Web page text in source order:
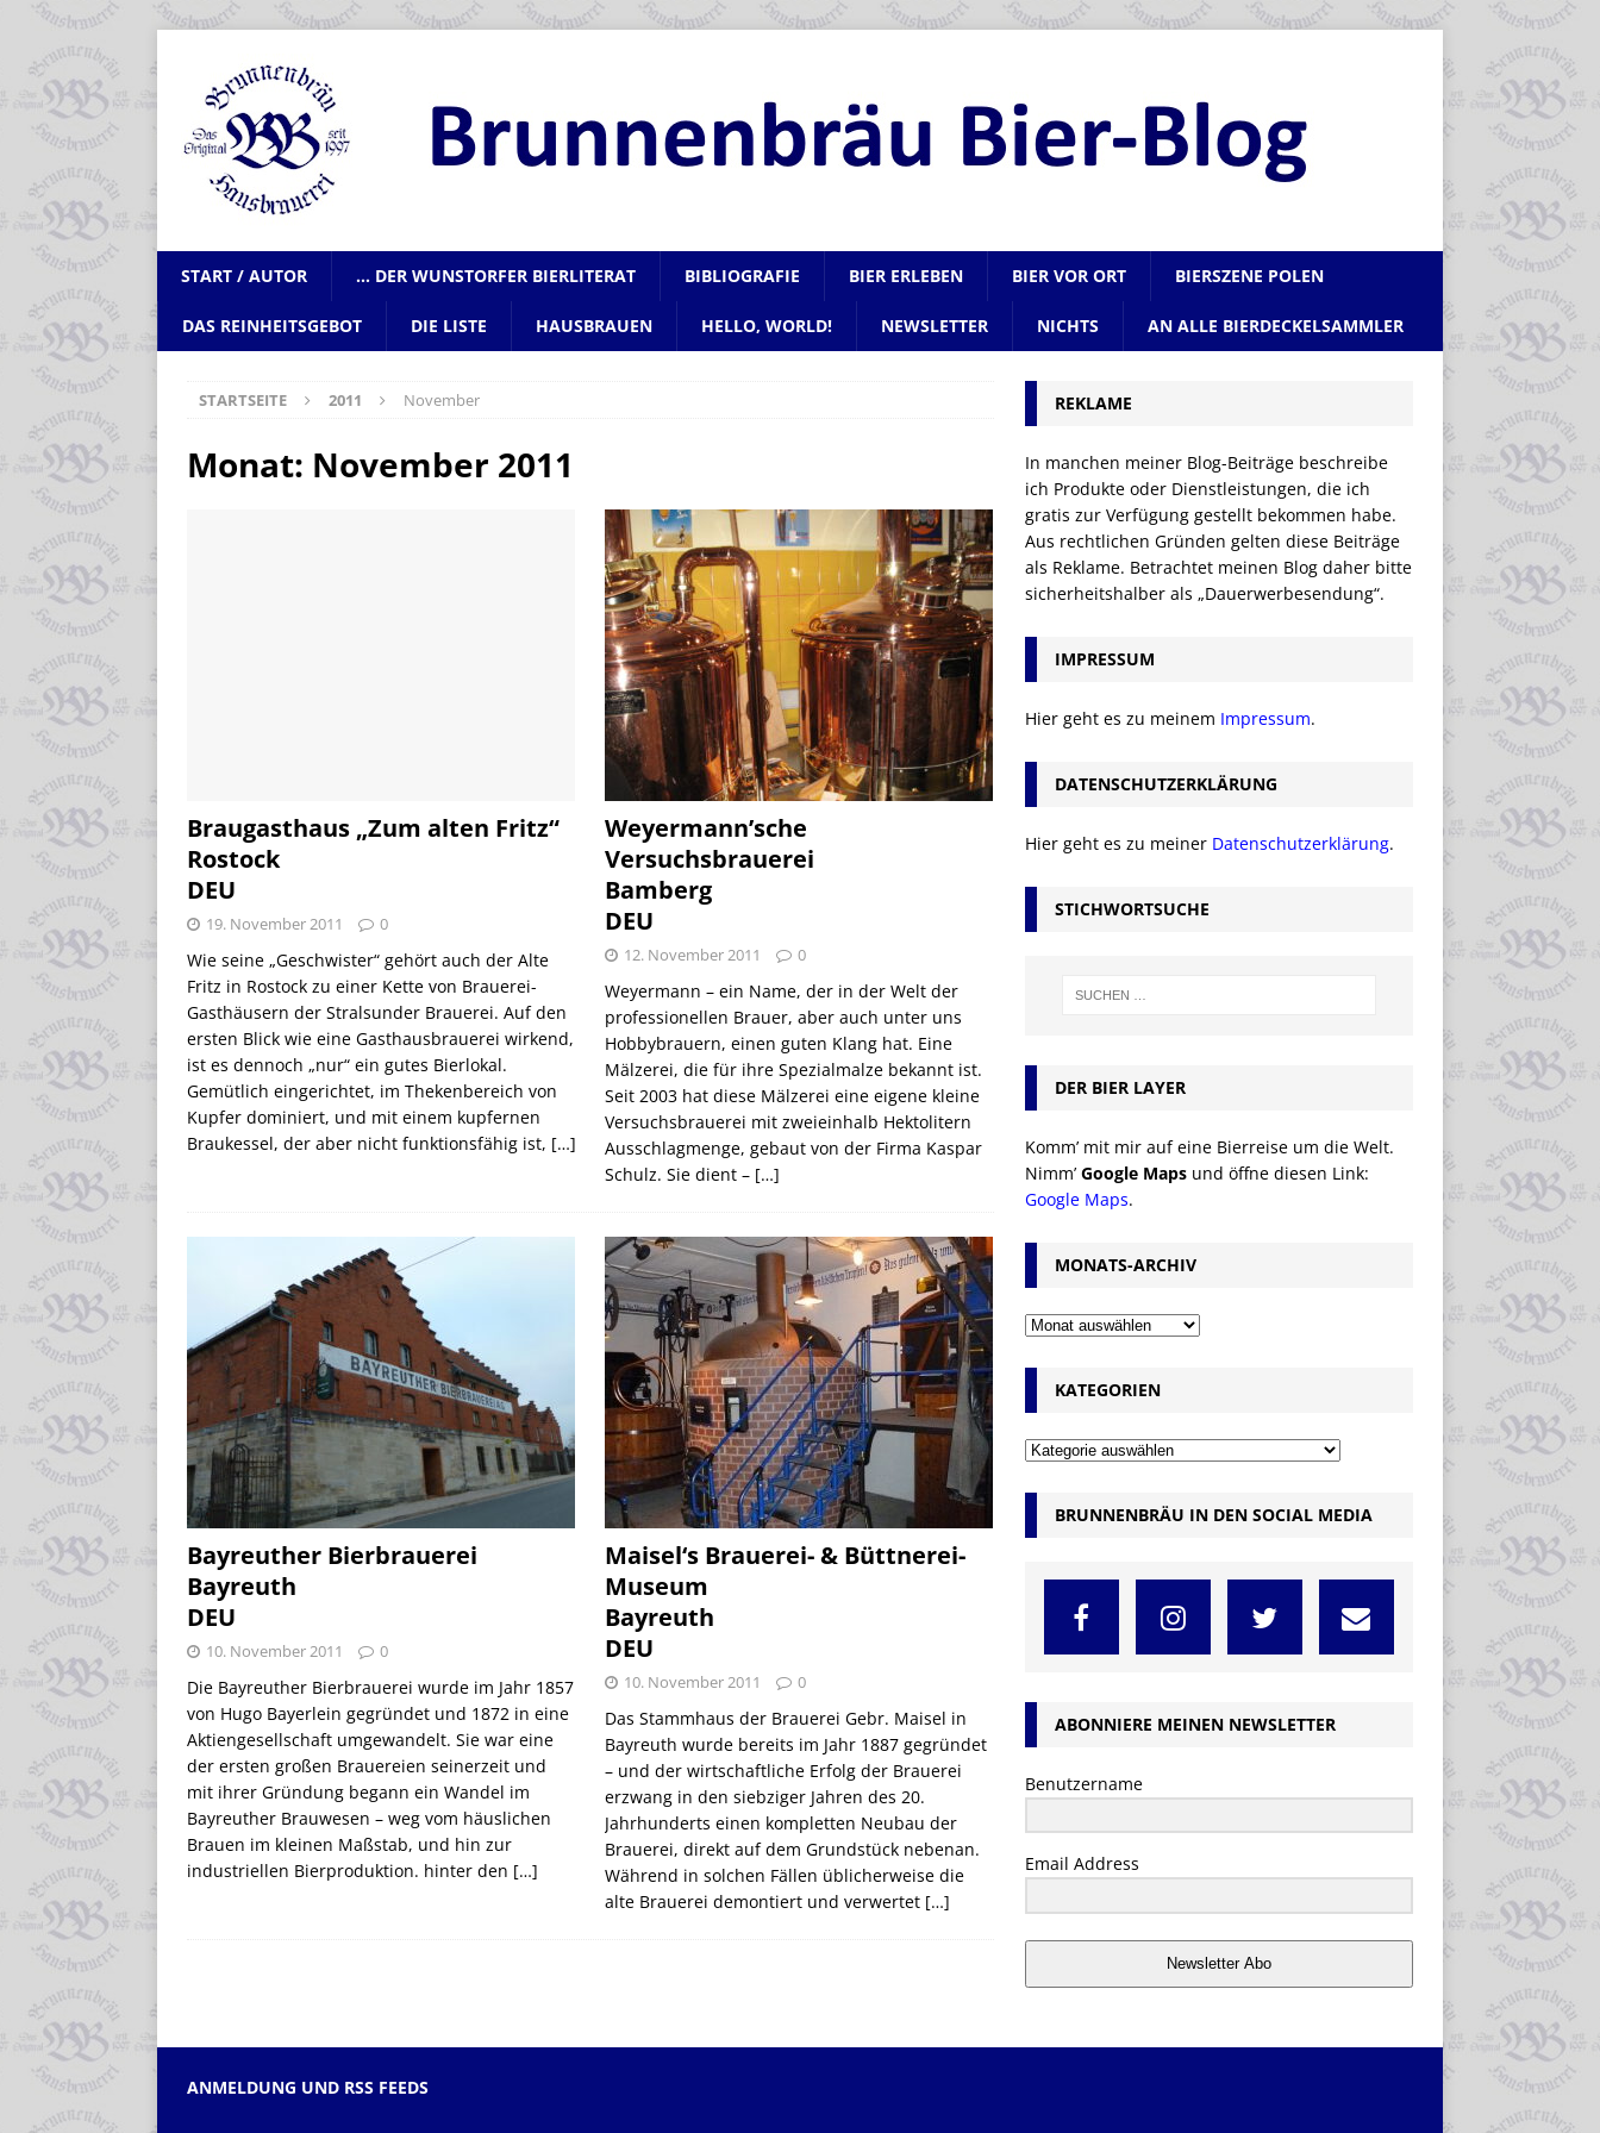
START / AUTOR … DER WUNSTORFER BIERLITERAT BIBLIOGRAFIE BIER ERLEBEN BIER VOR ORT BIERSZENE POLEN
DAS REINHEITSGEBOT DIE LISTE HAUSBRAUEN HELLO, WORLD! NEWSLETTER NICHTS AN ALLE BIERDECKELSAMMLER
STARTSEITE 2011 November
Monat: November 2011
Braugasthaus „Zum alten Fritz“
Rostock
DEU
19. November 2011 0
Wie seine „Geschwister“ gehört auch der Alte
Fritz in Rostock zu einer Kette von Brauerei-
Gasthäusern der Stralsunder Brauerei. Auf den
ersten Blick wie eine Gasthausbrauerei wirkend,
ist es dennoch „nur“ ein gutes Bierlokal.
Gemütlich eingerichtet, im Thekenbereich von
Kupfer dominiert, und mit einem kupfernen
Braukessel, der aber nicht funktionsfähig ist, […]
Weyermann’sche
Versuchsbrauerei
Bamberg
DEU
12. November 2011 0
Weyermann – ein Name, der in der Welt der
professionellen Brauer, aber auch unter uns
Hobbybrauern, einen guten Klang hat. Eine
Mälzerei, die für ihre Spezialmalze bekannt ist.
Seit 2003 hat diese Mälzerei eine eigene kleine
Versuchsbrauerei mit zweieinhalb Hektolitern
Ausschlagmenge, gebaut von der Firma Kaspar
Schulz. Sie dient – […]
Bayreuther Bierbrauerei
Bayreuth
DEU
10. November 2011 0
Die Bayreuther Bierbrauerei wurde im Jahr 1857
von Hugo Bayerlein gegründet und 1872 in eine
Aktiengesellschaft umgewandelt. Sie war eine
der ersten großen Brauereien seinerzeit und
mit ihrer Gründung begann ein Wandel im
Bayreuther Brauwesen – weg vom häuslichen
Brauen im kleinen Maßstab, und hin zur
industriellen Bierproduktion. hinter den […]
Maisel‘s Brauerei- & Büttnerei-
Museum
Bayreuth
DEU
10. November 2011 0
Das Stammhaus der Brauerei Gebr. Maisel in
Bayreuth wurde bereits im Jahr 1887 gegründet
– und der wirtschaftliche Erfolg der Brauerei
erzwang in den siebziger Jahren des 20.
Jahrhunderts einen kompletten Neubau der
Brauerei, direkt auf dem Grundstück nebenan.
Während in solchen Fällen üblicherweise die
alte Brauerei demontiert und verwertet […]
REKLAME
In manchen meiner Blog-Beiträge beschreibe
ich Produkte oder Dienstleistungen, die ich
gratis zur Verfügung gestellt bekommen habe.
Aus rechtlichen Gründen gelten diese Beiträge
als Reklame. Betrachtet meinen Blog daher bitte
sicherheitshalber als „Dauerwerbesendung“.
IMPRESSUM
Hier geht es zu meinem Impressum.
DATENSCHUTZERKLÄRUNG
Hier geht es zu meiner Datenschutzerklärung.
STICHWORTSUCHE
DER BIER LAYER
Komm’ mit mir auf eine Bierreise um die Welt.
Nimm’ Google Maps und öffne diesen Link:
Google Maps.
MONATS-ARCHIV
KATEGORIEN
BRUNNENBRÄU IN DEN SOCIAL MEDIA
ABONNIERE MEINEN NEWSLETTER
Benutzername
Email Address
Newsletter Abo
ANMELDUNG UND RSS FEEDS